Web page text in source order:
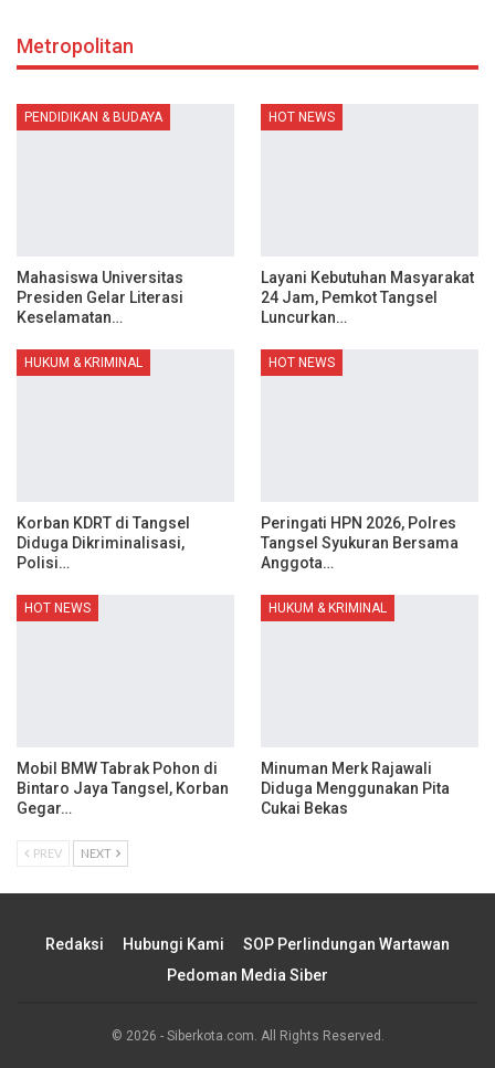
Metropolitan
PENDIDIKAN & BUDAYA
Mahasiswa Universitas
Presiden Gelar Literasi
Keselamatan…
HOT NEWS
Layani Kebutuhan Masyarakat
24 Jam, Pemkot Tangsel
Luncurkan…
HUKUM & KRIMINAL
Korban KDRT di Tangsel
Diduga Dikriminalisasi,
Polisi…
HOT NEWS
Peringati HPN 2026, Polres
Tangsel Syukuran Bersama
Anggota…
HOT NEWS
Mobil BMW Tabrak Pohon di
Bintaro Jaya Tangsel, Korban
Gegar…
HUKUM & KRIMINAL
Minuman Merk Rajawali
Diduga Menggunakan Pita
Cukai Bekas
PREV NEXT
Redaksi Hubungi Kami
SOP Perlindungan Wartawan
Pedoman Media Siber
© 2026 - Siberkota.com. All Rights Reserved.